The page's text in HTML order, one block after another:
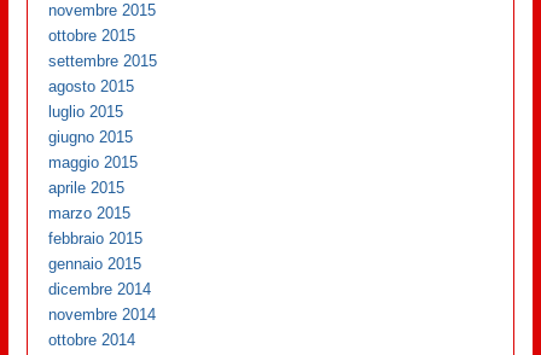
novembre 2015
ottobre 2015
settembre 2015
agosto 2015
luglio 2015
giugno 2015
maggio 2015
aprile 2015
marzo 2015
febbraio 2015
gennaio 2015
dicembre 2014
novembre 2014
ottobre 2014